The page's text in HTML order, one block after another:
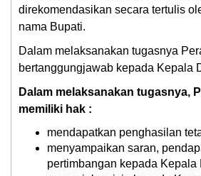
direkomendasikan secara tertulis
nama Bupati.
Dalam melaksanakan tugasnya
bertanggungjawab kepada Kepala
Dalam melaksanakan tugasnya,
memiliki hak :
mendapatkan penghasilan
menyampaikan saran,
pertimbangan kepada Kepala